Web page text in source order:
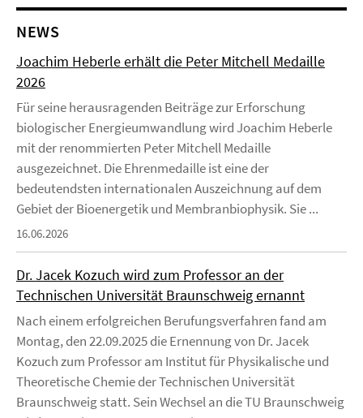
NEWS
Joachim Heberle erhält die Peter Mitchell Medaille
2026
Für seine herausragenden Beiträge zur Erforschung
biologischer Energieumwandlung wird Joachim Heberle
mit der renommierten Peter Mitchell Medaille
ausgezeichnet. Die Ehrenmedaille ist eine der
bedeutendsten internationalen Auszeichnung auf dem
Gebiet der Bioenergetik und Membranbiophysik. Sie ...
16.06.2026
Dr. Jacek Kozuch wird zum Professor an der
Technischen Universität Braunschweig ernannt
Nach einem erfolgreichen Berufungsverfahren fand am
Montag, den 22.09.2025 die Ernennung von Dr. Jacek
Kozuch zum Professor am Institut für Physikalische und
Theoretische Chemie der Technischen Universität
Braunschweig statt. Sein Wechsel an die TU Braunschweig